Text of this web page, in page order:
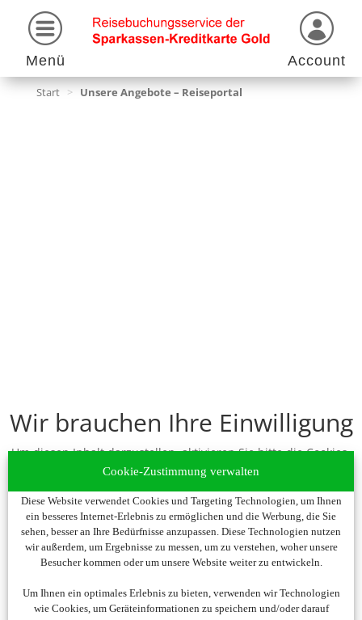
Cookie-Zustimmung verwalten
Diese Website verwendet Cookies und Targeting Technologien, um Ihnen
ein besseres Internet-Erlebnis zu ermöglichen und die Werbung, die Sie
sehen, besser an Ihre Bedürfnisse anzupassen. Diese Technologien nutzen
wir außerdem, um Ergebnisse zu messen, um zu verstehen, woher unsere
Besucher kommen oder um unsere Website weiter zu entwickeln.
Um Ihnen ein optimales Erlebnis zu bieten, verwenden wir Technologien
wie Cookies, um Geräteinformationen zu speichern und/oder darauf
Menü Account
Start > Unsere Angebote – Reiseportal
Wir brauchen Ihre Einwilligung
Um diesen Inhalt darzustellen, aktivieren Sie bitte die Cookies.
Es werden ggf. personenbezogene Daten verarbeitet.
Cookies akzeptieren